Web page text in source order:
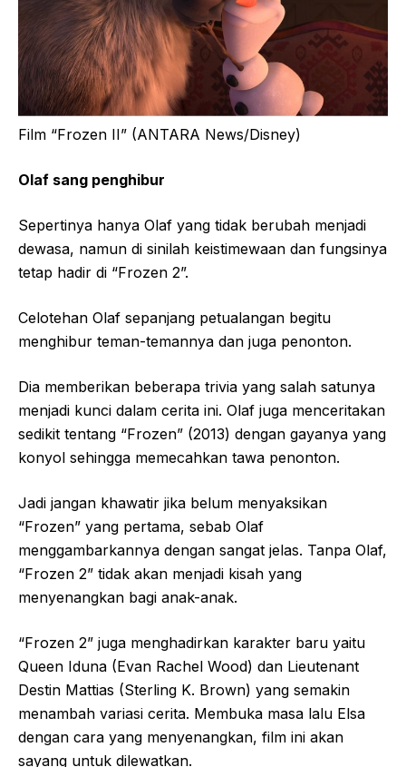
Film “Frozen II” (ANTARA News/Disney)
Olaf sang penghibur
Sepertinya hanya Olaf yang tidak berubah menjadi
dewasa, namun di sinilah keistimewaan dan fungsinya
tetap hadir di “Frozen 2”.
Celotehan Olaf sepanjang petualangan begitu
menghibur teman-temannya dan juga penonton.
Dia memberikan beberapa trivia yang salah satunya
menjadi kunci dalam cerita ini. Olaf juga menceritakan
sedikit tentang “Frozen” (2013) dengan gayanya yang
konyol sehingga memecahkan tawa penonton.
Jadi jangan khawatir jika belum menyaksikan
“Frozen” yang pertama, sebab Olaf
menggambarkannya dengan sangat jelas. Tanpa Olaf,
“Frozen 2” tidak akan menjadi kisah yang
menyenangkan bagi anak-anak.
“Frozen 2” juga menghadirkan karakter baru yaitu
Queen Iduna (Evan Rachel Wood) dan Lieutenant
Destin Mattias (Sterling K. Brown) yang semakin
menambah variasi cerita. Membuka masa lalu Elsa
dengan cara yang menyenangkan, film ini akan
sayang untuk dilewatkan.